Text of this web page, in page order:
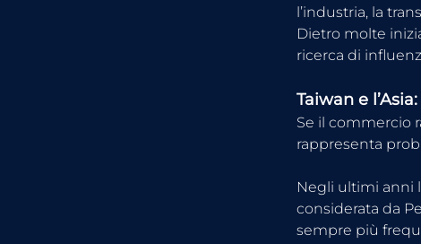
l’industria, la
Dietro molte
ricerca di
Taiwan e
Se il commercio
rappresenta
Negli ultimi anni
considerata da
sempre più